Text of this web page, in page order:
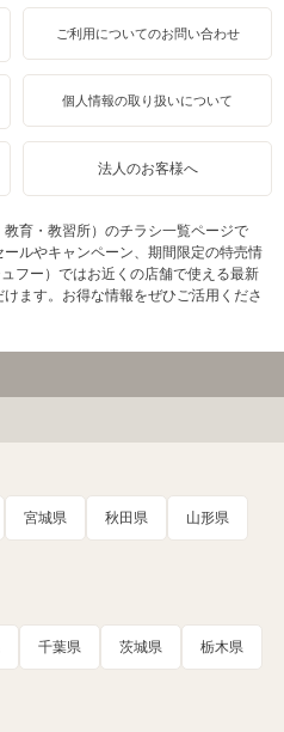
ご利用についてのお問い合わせ
個人情報の取り扱いについて
法人のお客様へ
育・教習所）のチラシ一覧ページで
ルやキャンペーン、期間限定の特売情
フー）ではお近くの店舗で使える最新
ます。お得な情報をぜひご活用くださ
宮城県 秋田県 山形県
千葉県 茨城県 栃木県